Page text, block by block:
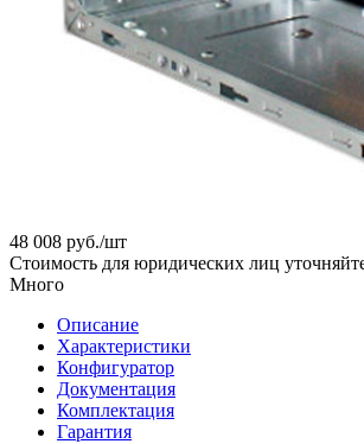
48 008 руб./шт
Стоимость для юридических лиц
Много
Описание
Характеристики
Конфигуратор
Документация
Комплектация
Гарантия